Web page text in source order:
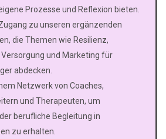
Prozesse und Reflexion bieten.
zu unseren ergänzenden
die Themen wie Resilienz,
und Marketing für
abdecken.
Netzwerk von Coaches,
und Therapeuten, um
berufliche Begleitung in
zu erhalten.